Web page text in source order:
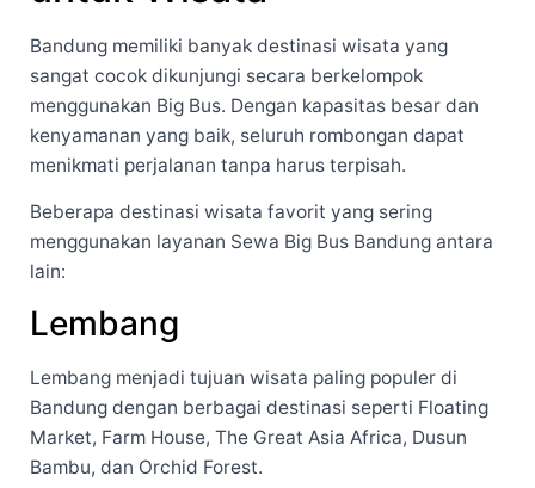
Bandung memiliki banyak destinasi wisata yang
sangat cocok dikunjungi secara berkelompok
menggunakan Big Bus. Dengan kapasitas besar dan
kenyamanan yang baik, seluruh rombongan dapat
menikmati perjalanan tanpa harus terpisah.
Beberapa destinasi wisata favorit yang sering
menggunakan layanan Sewa Big Bus Bandung antara
lain:
Lembang
Lembang menjadi tujuan wisata paling populer di
Bandung dengan berbagai destinasi seperti Floating
Market, Farm House, The Great Asia Africa, Dusun
Bambu, dan Orchid Forest.